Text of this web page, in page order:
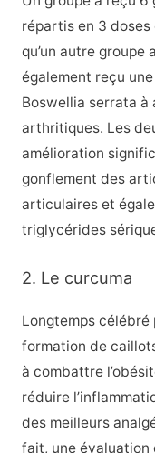
répartis en 3 doses
qu’un autre groupe
également reçu
Boswellia serrata
arthritiques. Les
amélioration
gonflement des
articulaires et
triglycérides
2. Le curcuma
Longtemps célébré
formation de
à combattre
réduire
des meilleurs
fait, une évaluation